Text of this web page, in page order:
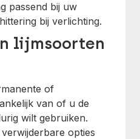
passend bij uw
bij verlichting.
lijmsoorten
of
van of u de
wilt gebruiken.
opties